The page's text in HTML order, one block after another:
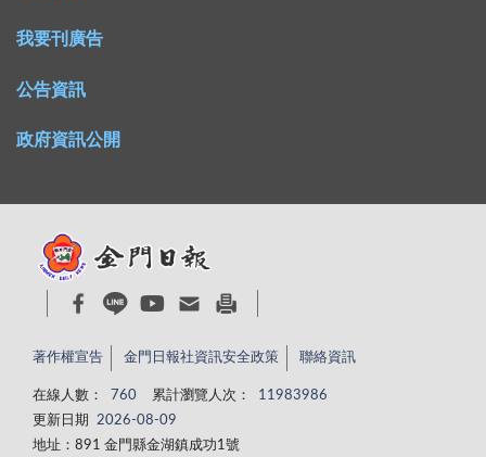
我要刊廣告
公告資訊
政府資訊公開
著作權宣告 金門日報社資訊安全政策 聯絡資訊
在線人數： 760 累計瀏覽人次：
11983986
更新日期
2026-08-09
地址：891 金門縣金湖鎮成功1號